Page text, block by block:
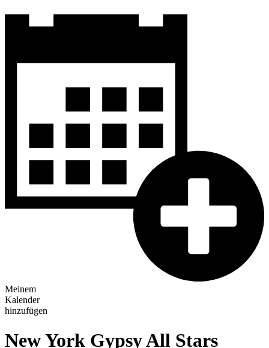
Meinem
Kalender
hinzufügen
New York Gypsy All Stars